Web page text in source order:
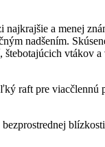
a menej
nadšením.
vtákov
raft pre